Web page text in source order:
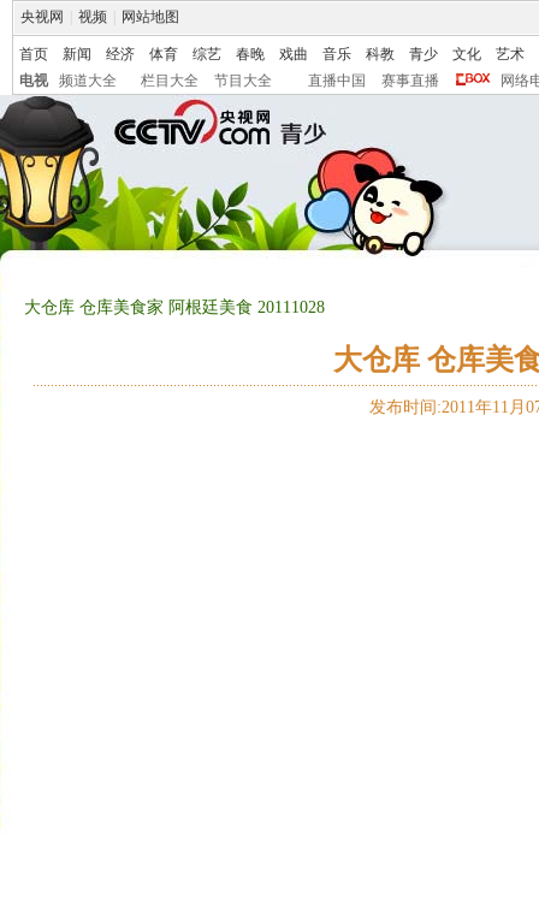
央视网 视频 网站地图
首页 新闻 经济 体育 综艺 春晚 戏曲 音乐 科教 青少 文化
艺术
电视
频道大全 栏目大全 节目大全 直播中国 赛事直播 网络
大仓库 仓库美食家 阿根廷美食 20111028
大仓库 仓库美
发布时间:2011年11月